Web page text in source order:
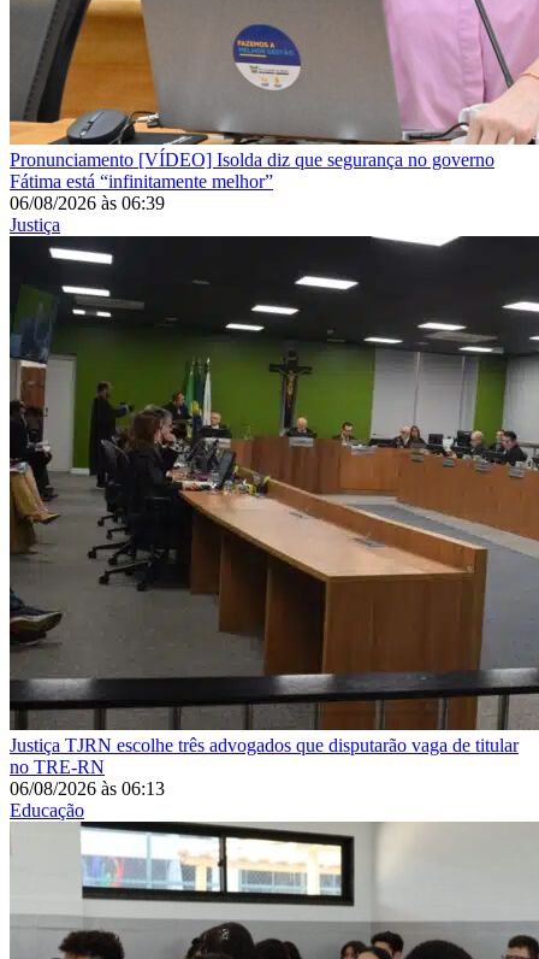
Pronunciamento [VÍDEO] Isolda diz que segurança no governo
Fátima está “infinitamente melhor”
06/08/2026 às 06:39
Justiça
Justiça TJRN escolhe três advogados que disputarão vaga de titular
no TRE-RN
06/08/2026 às 06:13
Educação